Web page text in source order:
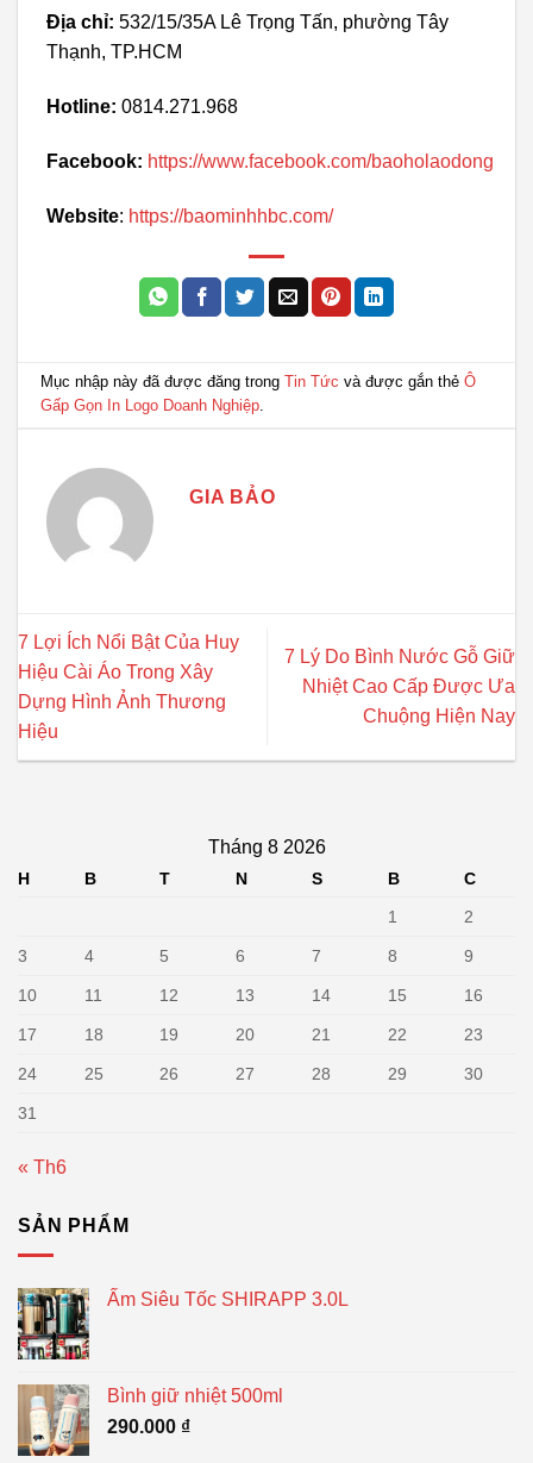
Địa chỉ: 532/15/35A Lê Trọng Tấn, phường Tây
Thạnh, TP.HCM
Hotline: 0814.271.968
Facebook: https://www.facebook.com/baoholaodong
Website: https://baominhhbc.com/
Mục nhập này đã được đăng trongTin Tức và được gắn thẻÔ
Gấp Gọn In Logo Doanh Nghiệp
GIA BẢO
7 Lợi Ích Nổi Bật Của Huy
Hiệu Cài Áo Trong Xây
Dựng Hình Ảnh Thương
Hiệu
7 Lý Do Bình Nước Gỗ Giữ
Nhiệt Cao Cấp Được Ưa
Chuộng Hiện Nay
Tháng 8 2026
H B T N S B
C
1
2
3 4 5 6 7 8 9
10 11 12 13 14 15 16
17 18 19 20 21 22 23
24 25 26 27 28 29 30
31
« Th6
SẢN PHẨM
Ấm Siêu Tốc SHIRAPP 3.0L
Bình giữ nhiệt 500ml
290.000 ₫